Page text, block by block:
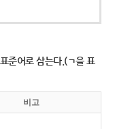
준어로 삼는다.(ㄱ을 표
비고